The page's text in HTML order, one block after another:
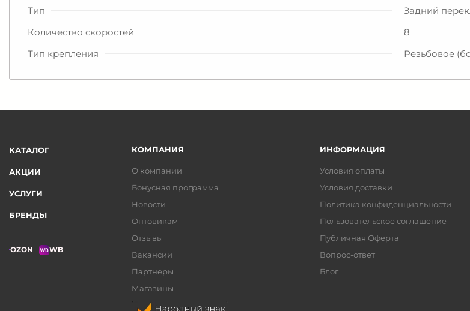
Тип
Задний
Количество скоростей
8
Тип крепления
Резьбовое
КАТАЛОГ
АКЦИИ
УСЛУГИ
БРЕНДЫ
OZON WB
КОМПАНИЯ
О компании
Бонусная программа
Новости
Оптовикам
Отзывы
Вакансии
Партнеры
Магазины
ИНФОРМАЦИЯ
Условия оплаты
Условия доставки
Политика конфиденциальности
Пользовательское соглашение
Публичная Оферта
Вопрос-ответ
Блог